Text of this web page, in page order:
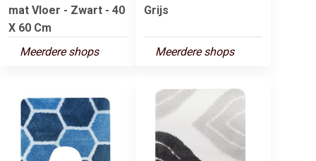
mat Vloer - Zwart - 40
X 60 Cm
Meerdere shops
Grijs
Meerdere shops